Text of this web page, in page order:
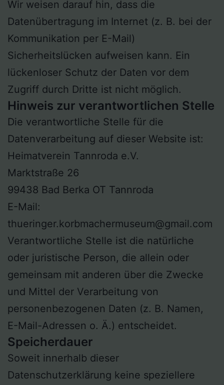
Wir weisen darauf hin, dass die
Datenübertragung im Internet (z. B. bei der
Kommunikation per E-Mail)
Sicherheitslücken aufweisen kann. Ein
lückenloser Schutz der Daten vor dem
Zugriff durch Dritte ist nicht möglich.
Hinweis zur verantwortlichen Stelle
Die verantwortliche Stelle für die
Datenverarbeitung auf dieser Website ist:
Heimatverein Tannroda e.V.
Marktstraße 26
99438 Bad Berka OT Tannroda
E-Mail:
thueringer.korbmachermuseum@gmail.com
Verantwortliche Stelle ist die natürliche
oder juristische Person, die allein oder
gemeinsam mit anderen über die Zwecke
und Mittel der Verarbeitung von
personenbezogenen Daten (z. B. Namen,
E-Mail-Adressen o. Ä.) entscheidet.
Speicherdauer
Soweit innerhalb dieser
Datenschutzerklärung keine speziellere